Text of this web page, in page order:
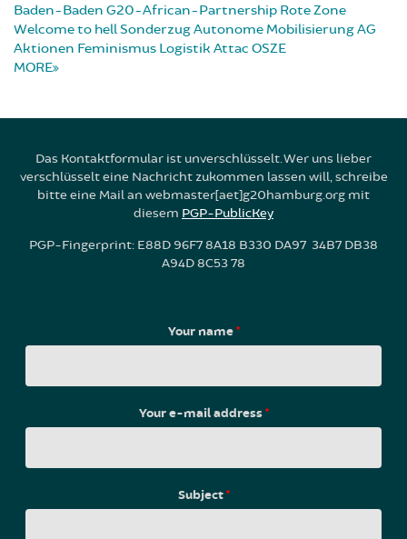
Baden-Baden G20-African-Partnership Rote Zone
Welcome to hellSonderzugAutonome MobilisierungAG
Aktionen Feminismus Logistik Attac OSZE
MORE
Das Kontaktformular ist unverschlüsselt. Wer uns lieber
verschlüsselt eine Nachricht zukommen lassen will, schreibe
bitte eine Mail an webmaster[aet]g20hamburg.org mit
diesem PGP-PublicKey
PGP-Fingerprint: E88D 96F7 8A18 B330 DA97 34B7 DB38
A94D 8C53 78
Your name*
Your e-mail address*
Subject*